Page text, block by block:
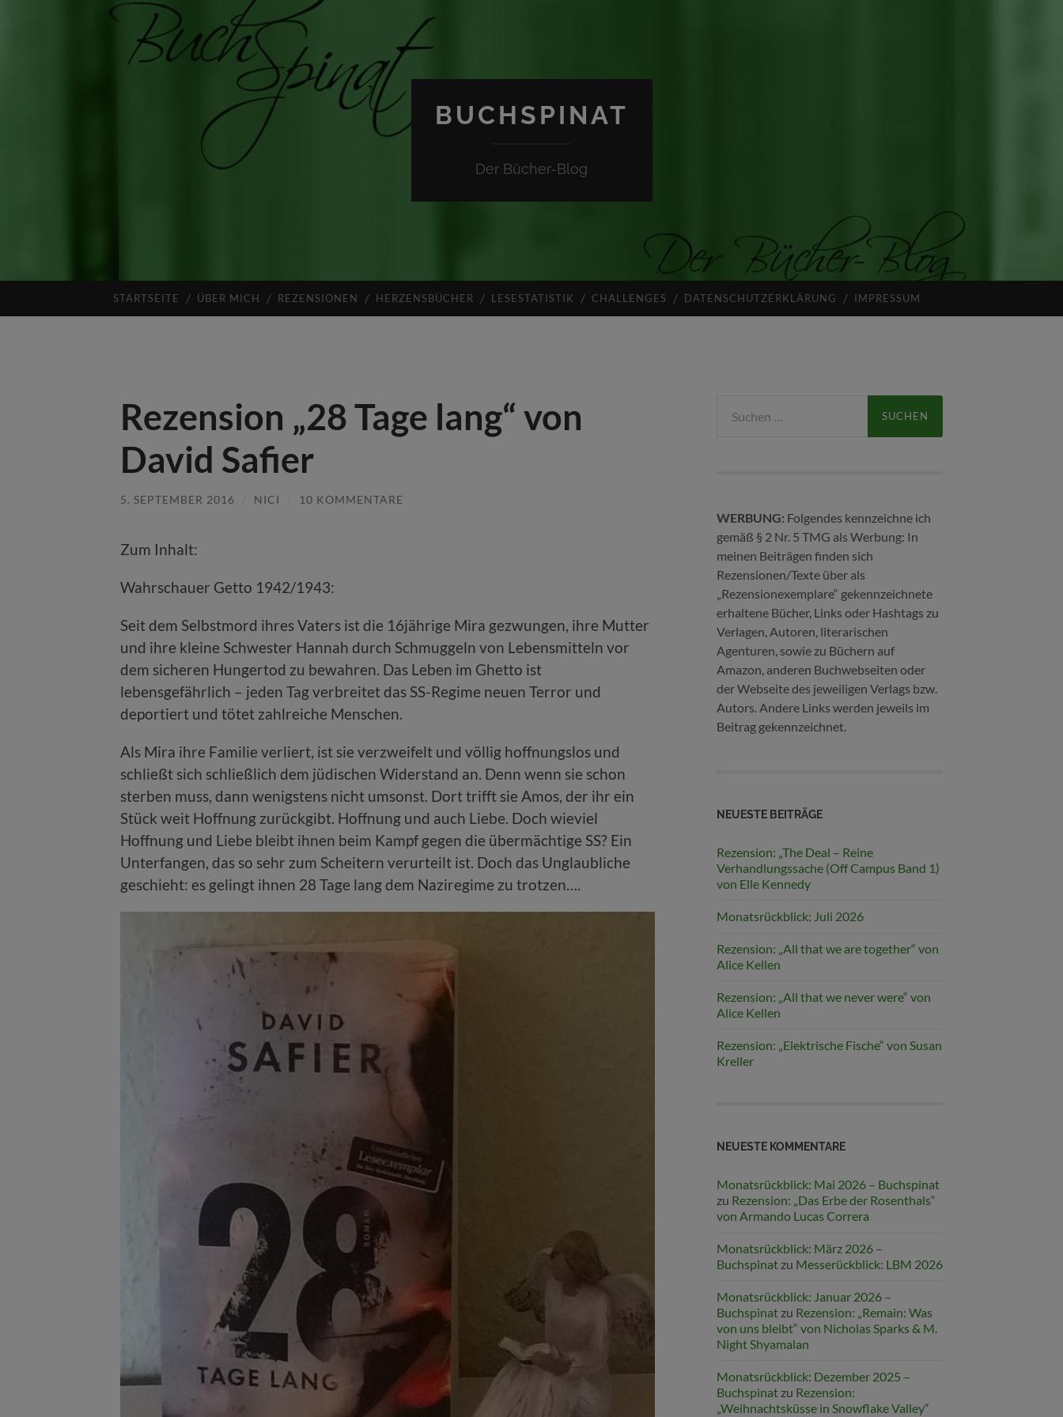
BUCHSPINAT
Der Bücher-Blog
STARTSEITE ÜBER MICH REZENSIONEN HERZENSBÜCHER LESESTATISTIK CHALLENGES DATENSCHUTZERKLÄRUNG IMPRESSUM
Rezension „28 Tage lang“ von
David Safier
5. SEPTEMBER 2016 NICI 10 KOMMENTARE
Zum Inhalt:
Wahrschauer Getto 1942/1943:
Seit dem Selbstmord ihres Vaters ist die 16jährige Mira gezwungen, ihre Mutter
und ihre kleine Schwester Hannah durch Schmuggeln von Lebensmitteln vor
dem sicheren Hungertod zu bewahren. Das Leben im Ghetto ist
lebensgefährlich – jeden Tag verbreitet das SS-Regime neuen Terror und
deportiert und tötet zahlreiche Menschen.
Als Mira ihre Familie verliert, ist sie verzweifelt und völlig hoffnungslos und
schließt sich schließlich dem jüdischen Widerstand an. Denn wenn sie schon
sterben muss, dann wenigstens nicht umsonst. Dort trifft sie Amos, der ihr ein
Stück weit Hoffnung zurückgibt. Hoffnung und auch Liebe. Doch wieviel
Hoffnung und Liebe bleibt ihnen beim Kampf gegen die übermächtige SS? Ein
Unterfangen, das so sehr zum Scheitern verurteilt ist. Doch das Unglaubliche
geschieht: es gelingt ihnen 28 Tage lang dem Naziregime zu trotzen….
nach:
WERBUNG: Folgendes kennzeichne ich
gemäß § 2 Nr. 5 TMG als Werbung: In
meinen Beiträgen finden sich
Rezensionen/Texte über als
„Rezensionexemplare“ gekennzeichnete
erhaltene Bücher, Links oder Hashtags zu
Verlagen, Autoren, literarischen
Agenturen, sowie zu Büchern auf
Amazon, anderen Buchwebseiten oder
der Webseite des jeweiligen Verlags bzw.
Autors. Andere Links werden jeweils im
Beitrag gekennzeichnet.
NEUESTE BEITRÄGE
Rezension: „The Deal – Reine
Verhandlungssache (Off Campus Band 1)
von Elle Kennedy
Monatsrückblick: Juli 2026
Rezension: „All that we are together“ von
Alice Kellen
Rezension: „All that we never were“ von
Alice Kellen
Rezension: „Elektrische Fische“ von Susan
Kreller
NEUESTE KOMMENTARE
Monatsrückblick: Mai 2026 – Buchspinat
zu Rezension: „Das Erbe der Rosenthals“
von Armando Lucas Correra
Monatsrückblick: März 2026 –
Buchspinat zu Messerückblick: LBM 2026
Monatsrückblick: Januar 2026 –
Buchspinat zu Rezension: „Remain: Was
von uns bleibt“ von Nicholas Sparks & M.
Night Shyamalan
Monatsrückblick: Dezember 2025 –
Buchspinat zu Rezension:
„Weihnachtsküsse in Snowflake Valley“